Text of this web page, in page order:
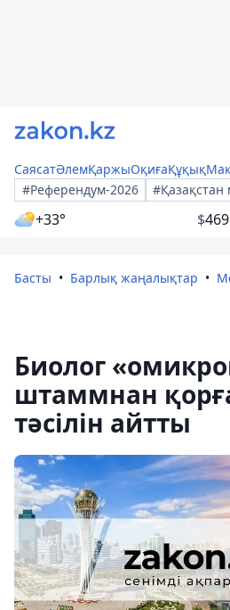
СаясатӘлемҚаржыОқиғаҚұқық
#Референдум-2026
+33° $
Басты Барлық жаңалықтар
Биолог
штаммнан
тәсілін айтты